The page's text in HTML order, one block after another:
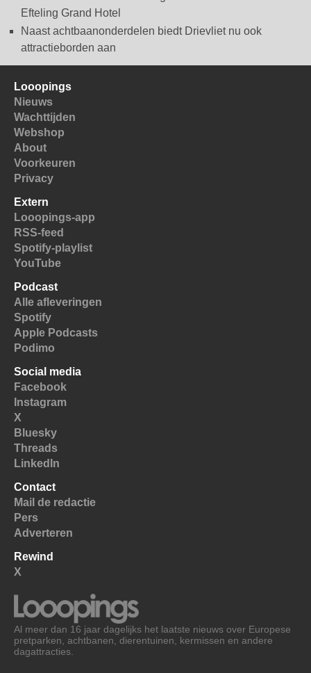
Efteling Grand Hotel
Naast achtbaanonderdelen biedt Drievliet nu ook
attractieborden aan
Looopings
Nieuws
Wachttijden
Webshop
About
Voorkeuren
Privacy
Extern
Looopings-app
RSS-feed
Spotify-playlist
YouTube
Podcast
Alle afleveringen
Spotify
Apple Podcasts
Podimo
Social media
Facebook
Instagram
X
Bluesky
Threads
LinkedIn
Contact
Mail de redactie
Pers
Adverteren
Rewind
X
Al meer dan 16 jaar dagelijks het laatste nieuws over Europese
pretparken, achtbanen, dierentuinen, kermissen en andere
dagattracties.